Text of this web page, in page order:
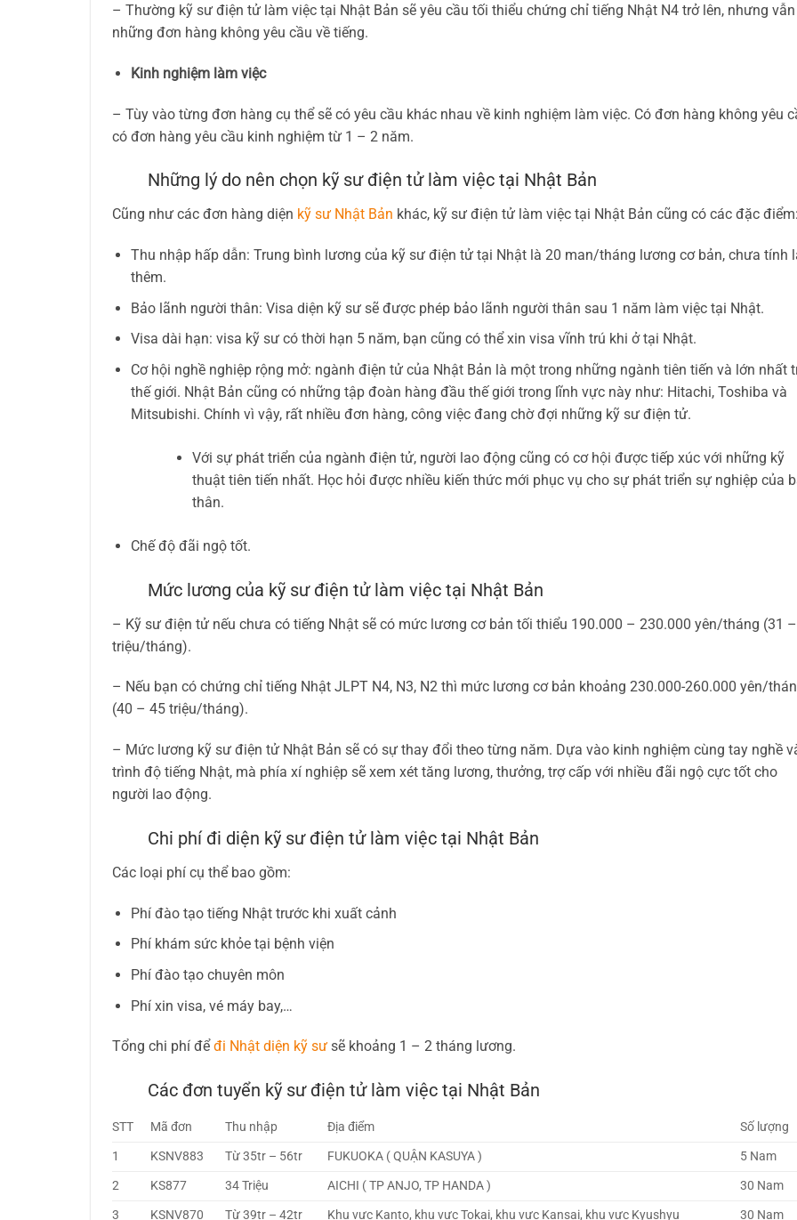
– Thường kỹ sư điện tử làm việc tại Nhật Bản sẽ yêu cầu tối thiểu chứng chỉ tiếng Nhật N4 trở lên, nhưng
những đơn hàng không yêu cầu về tiếng.
Kinh nghiệm làm việc
– Tùy vào từng đơn hàng cụ thể sẽ có yêu cầu khác nhau về kinh nghiệm làm việc. Có đơn hàng không yêu
có đơn hàng yêu cầu kinh nghiệm từ 1 – 2 năm.
Những lý do nên chọn kỹ sư điện tử làm việc tại Nhật Bản
Cũng như các đơn hàng diện kỹ sư Nhật Bản khác, kỹ sư điện tử làm việc tại Nhật Bản cũng có các đặc điểm:
Thu nhập hấp dẫn: Trung bình lương của kỹ sư điện tử tại Nhật là 20 man/tháng lương cơ bản, chưa tính
thêm.
Bảo lãnh người thân: Visa diện kỹ sư sẽ được phép bảo lãnh người thân sau 1 năm làm việc tại Nhật.
Visa dài hạn: visa kỹ sư có thời hạn 5 năm, bạn cũng có thể xin visa vĩnh trú khi ở tại Nhật.
Cơ hội nghề nghiệp rộng mở: ngành điện tử của Nhật Bản là một trong những ngành tiên tiến và lớn nhất
thế giới. Nhật Bản cũng có những tập đoàn hàng đầu thế giới trong lĩnh vực này như: Hitachi, Toshiba và
Mitsubishi. Chính vì vậy, rất nhiều đơn hàng, công việc đang chờ đợi những kỹ sư điện tử.
Với sự phát triển của ngành điện tử, người lao động cũng có cơ hội được tiếp xúc với những kỹ
thuật tiên tiến nhất. Học hỏi được nhiều kiến thức mới phục vụ cho sự phát triển sự nghiệp của
thân.
Chế độ đãi ngộ tốt.
Mức lương của kỹ sư điện tử làm việc tại Nhật Bản
– Kỹ sư điện tử nếu chưa có tiếng Nhật sẽ có mức lương cơ bản tối thiểu 190.000 – 230.000 yên/tháng (31
triệu/tháng).
– Nếu bạn có chứng chỉ tiếng Nhật JLPT N4, N3, N2 thì mức lương cơ bản khoảng 230.000-260.000 yên/
(40 – 45 triệu/tháng).
– Mức lương kỹ sư điện tử Nhật Bản sẽ có sự thay đổi theo từng năm. Dựa vào kinh nghiệm cùng tay nghề
trình độ tiếng Nhật, mà phía xí nghiệp sẽ xem xét tăng lương, thưởng, trợ cấp với nhiều đãi ngộ cực tốt cho
người lao động.
Chi phí đi diện kỹ sư điện tử làm việc tại Nhật Bản
Các loại phí cụ thể bao gồm:
Phí đào tạo tiếng Nhật trước khi xuất cảnh
Phí khám sức khỏe tại bệnh viện
Phí đào tạo chuyên môn
Phí xin visa, vé máy bay,…
Tổng chi phí để đi Nhật diện kỹ sư sẽ khoảng 1 – 2 tháng lương.
Các đơn tuyển kỹ sư điện tử làm việc tại Nhật Bản
STT Mã đơn Thu nhập Địa điểm
Số lượng
1
KSNV883 Từ 35tr – 56tr FUKUOKA ( QUẬN KASUYA )
5 Nam
2
KS877 34 Triệu AICHI ( TP ANJO, TP HANDA )
30 Nam
3
KSNV870 Từ 39tr – 42tr Khu vực Kanto, khu vực Tokai, khu vực Kansai, khu vực Kyushyu 30 Nam